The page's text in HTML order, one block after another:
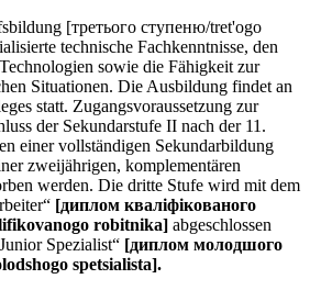
[третього ступеню/tret'ogo
technische Fachkenntnisse, den
sowie die Fähigkeit zur
Situationen. Die Ausbildung findet an
statt. Zugangsvoraussetzung zur
der Sekundarstufe II nach der 11.
einer vollständigen Sekundarbildung
zweijährigen, komplementären
werden. Die dritte Stufe wird mit dem
[диплом кваліфікованого
robitnika] abgeschlossen
Spezialist“ [диплом молодшого
spetsialista].